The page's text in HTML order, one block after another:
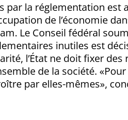
la réglementation est
de l’économie
Le Conseil fédéral
inutiles est
l’État ne doit fixer
de la société.
par elles-mêmes»,